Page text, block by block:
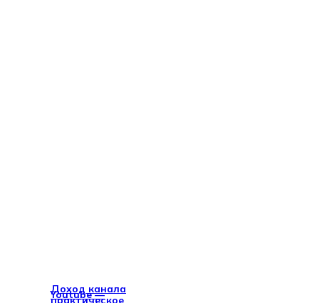
Доход канала
Youtube —
практическое